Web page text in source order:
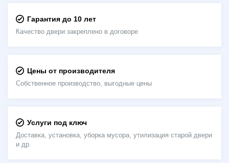
Гарантия до 10 лет
Качество двери закреплено в договоре
Цены от производителя
Собственное производство, выгодные цены
Услуги под ключ
Доставка, установка, уборка мусора, утилизация старой двери
и др.